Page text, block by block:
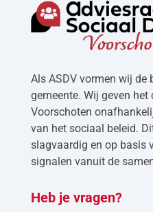
Als ASDV vormen wij de
gemeente. Wij geven het
Voorschoten
van het sociaal beleid.
slagvaardig en op basis
signalen vanuit de
Heb je vragen?